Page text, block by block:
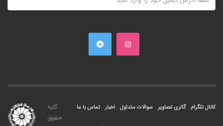
تماس با ما اخبار سوالات متداول گالری تصاویر کانال تلگرام
کليه
حقوق